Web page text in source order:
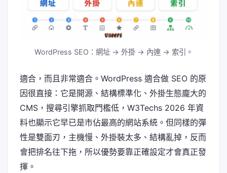
WordPress SEO：網址 → 外掛 → 內連 → 索引。
適合，而且非常適合。WordPress 適合做 SEO 的原
因很直接：它是開源、結構標準化、外掛生態龐大的
CMS，搜尋引擎抓取門檻低，W3Techs 2026 年資
料也顯示它早已是市佔最高的網站系統。但同樣的彈
性是雙面刃，主機慢、外掛裝太多、結構亂掉，反而
會把排名往下拖，所以優勢要靠正確設定才會真正發
揮。